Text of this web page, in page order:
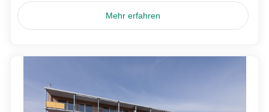
Mehr erfahren